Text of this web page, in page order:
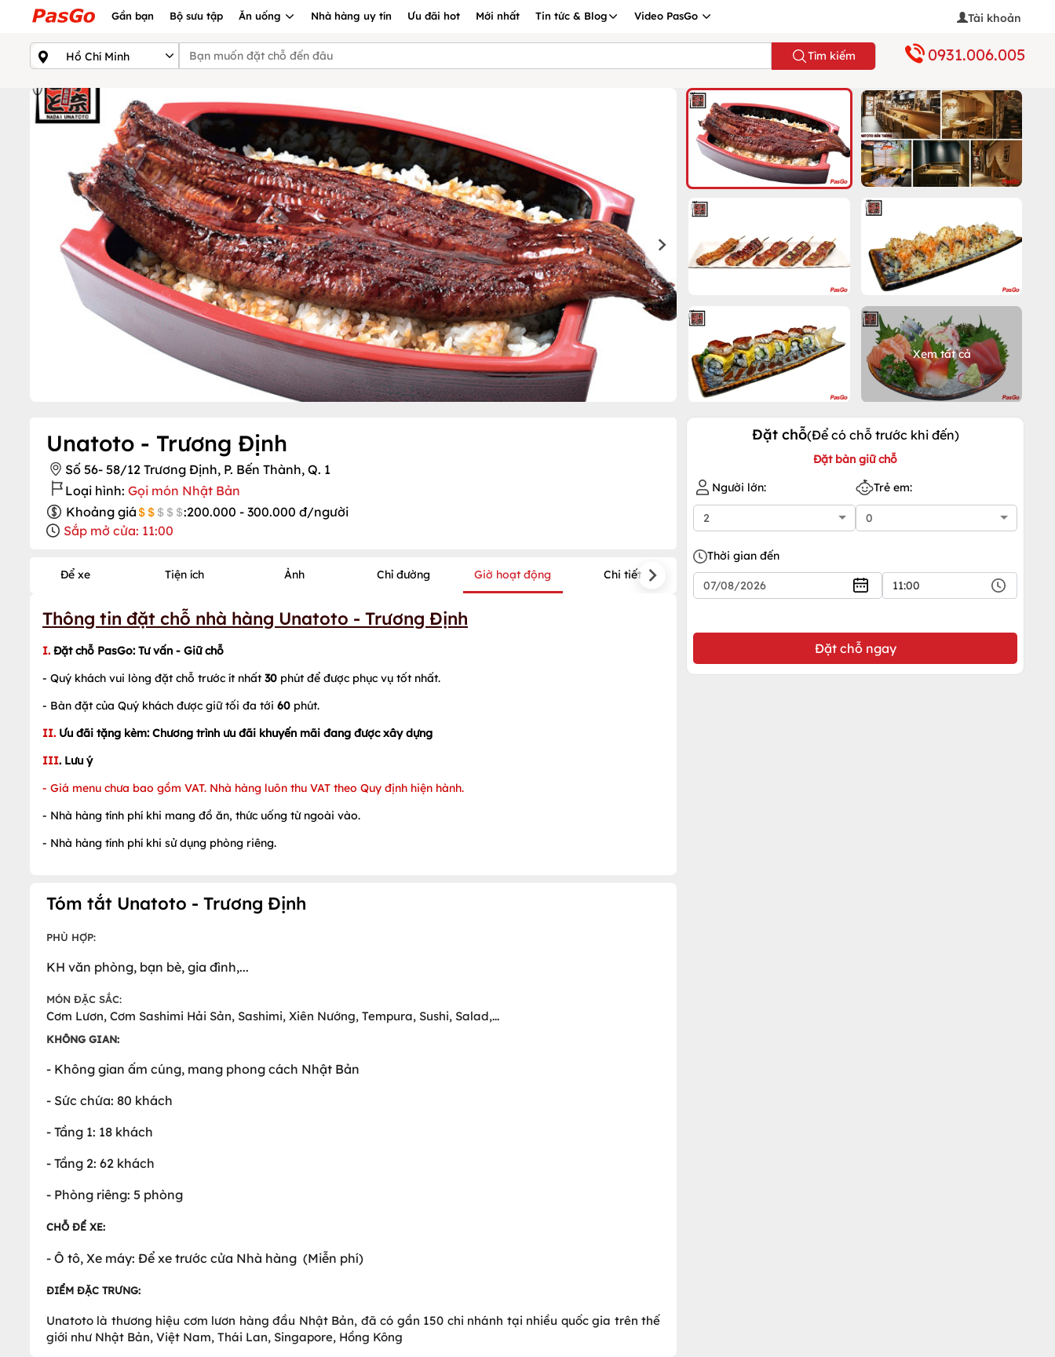
Gần bạn Bộ sưu tập Ăn uống Nhà hàng uy tín Ưu đãi hot Mới nhất Tin tức & Blog Video PasGo Tài khoản
Tìm kiếm 0931.006.005
Xem tất cả
Unatoto - Trương Định
Số 56- 58/12 Trương Định, P. Bến Thành, Q. 1
Loại hình: Gọi món Nhật Bản
Khoảng giá
:200.000 - 300.000 đ/người
Sắp mở cửa: 11:00
Để xe Tiện ích Ảnh Chỉ đường Giờ hoạt động Chi tiết
Thông tin đặt chỗ nhà hàng Unatoto - Trương Định
I. Đặt chỗ PasGo: Tư vấn - Giữ chỗ
- Quý khách vui lòng đặt chỗ trước ít nhất 30 phút để được phục vụ tốt nhất.
- Bàn đặt của Quý khách được giữ tối đa tới 60 phút.
II. Ưu đãi tặng kèm: Chương trình ưu đãi khuyến mãi đang được xây dựng
III. Lưu ý
- Giá menu chưa bao gồm VAT. Nhà hàng luôn thu VAT theo Quy định hiện hành.
- Nhà hàng tính phí khi mang đồ ăn, thức uống từ ngoài vào.
- Nhà hàng tính phí khi sử dụng phòng riêng.
Tóm tắt Unatoto - Trương Định
PHÙ HỢP:
KH văn phòng, bạn bè, gia đình,...
MÓN ĐẶC SẮC:
Cơm Lươn, Cơm Sashimi Hải Sản, Sashimi, Xiên Nướng, Tempura, Sushi, Salad,...
KHÔNG GIAN:
- Không gian ấm cúng, mang phong cách Nhật Bản
- Sức chứa: 80 khách
- Tầng 1: 18 khách
- Tầng 2: 62 khách
- Phòng riêng: 5 phòng
CHỖ ĐỂ XE:
- Ô tô, Xe máy: Để xe trước cửa Nhà hàng (Miễn phí)
ĐIỂM ĐẶC TRƯNG:
Unatoto là thương hiệu cơm lươn hàng đầu Nhật Bản, đã có gần 150 chi nhánh tại nhiều quốc gia trên thế
giới như Nhật Bản, Việt Nam, Thái Lan, Singapore, Hồng Kông
Đặt chỗ(Để có chỗ trước khi đến)
Đặt bàn giữ chỗ
Người lớn:
Trẻ em:
Thời gian đến
11:00
Đặt chỗ ngay